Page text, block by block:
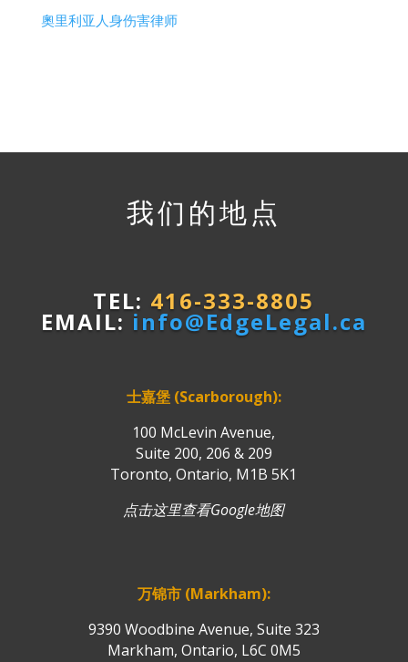
奧里利亚人身伤害律师
我们的地点
TEL: 416-333-8805
EMAIL: info@EdgeLegal.ca
士嘉堡 (Scarborough):
100 McLevin Avenue,
Suite 200, 206 & 209
Toronto, Ontario, M1B 5K1
点击这里查看Google地图
万锦市 (Markham):
9390 Woodbine Avenue, Suite 323
Markham, Ontario, L6C 0M5